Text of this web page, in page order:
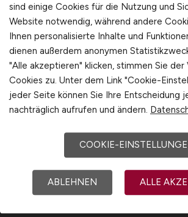
Für Arbeitnehmer
Für Arbeitgeber
Stellenanzeigen schalten
Mediadaten & Konditionen
Arbeitgeber Seite
Arbeitgeber Kontakt
Karrierenetzwerk
sind einige Cookies für die Nutzung und
Website notwendig, während andere
Ihnen personalisierte Inhalte und
dienen außerdem anonymen
"Alle akzeptieren" klicken, stimmen Sie der
Cookies zu. Unter dem Link "Cookie-
jeder Seite können Sie Ihre Entscheidung
nachträglich aufrufen und ändern.
COOKIE-
ABLEHNEN ALLE